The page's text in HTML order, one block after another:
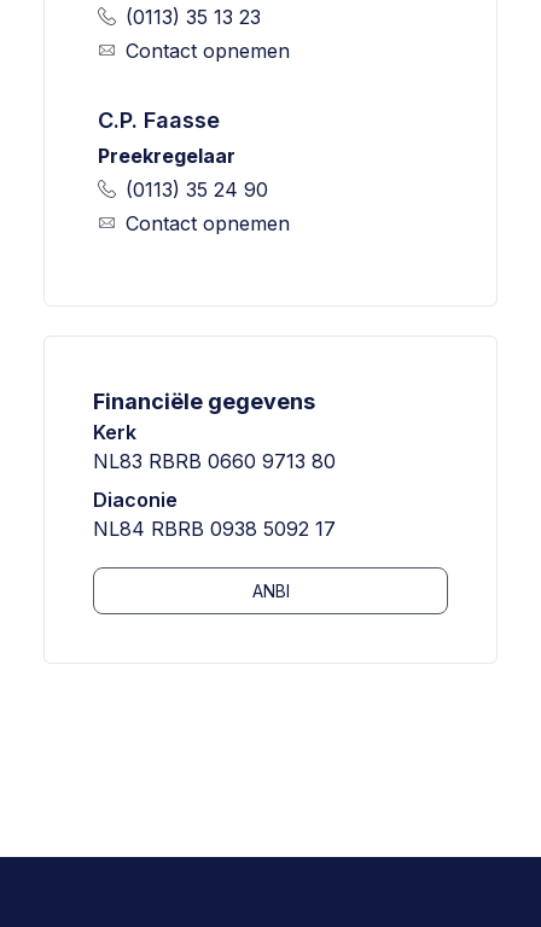
(0113) 35 13 23
Contact opnemen
C.P. Faasse
Preekregelaar
(0113) 35 24 90
Contact opnemen
Financiële gegevens
Kerk
NL83 RBRB 0660 9713 80
Diaconie
NL84 RBRB 0938 5092 17
ANBI